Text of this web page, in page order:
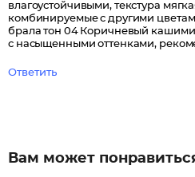
влагоустойчивыми, текстура
комбинируемые с другими
брала тон 04 Коричневый
с насыщенными оттенками,
Ответить
Вам может